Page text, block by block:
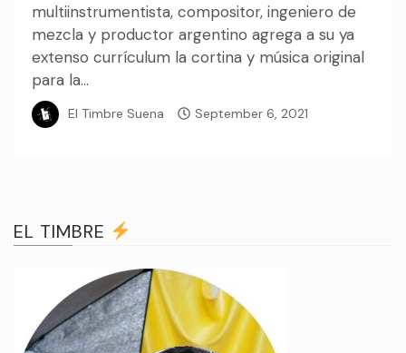
multiinstrumentista, compositor, ingeniero de
mezcla y productor argentino agrega a su ya
extenso currículum la cortina y música original
para la...
El Timbre Suena September 6, 2021
EL TIMBRE